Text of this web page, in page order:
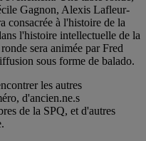
Gagnon, Alexis Lafleur-
consacrée à l'histoire de la
l'histoire intellectuelle de la
sera animée par Fred
sous forme de balado.
les autres
d'ancien.ne.s
de la SPQ, et d'autres